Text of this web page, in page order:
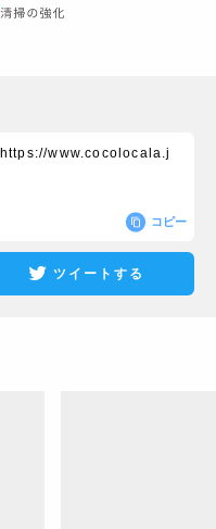
https://www.cocolocala.j
コピー
ツイートする